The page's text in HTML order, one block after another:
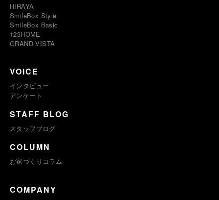
HIRAYA
SmileBox Style
SmileBox Basic
123HOME
GRAND VISTA
VOICE
インタビュー
アンケート
STAFF BLOG
スタッフブログ
COLUMN
お家づくりコラム
COMPANY